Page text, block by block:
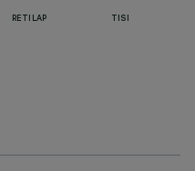
RETILAP TISI